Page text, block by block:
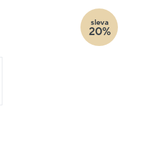
sleva
20%